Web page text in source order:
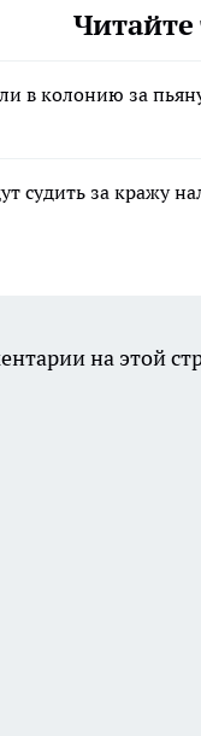
в колонию за
судить за кражу
на этой